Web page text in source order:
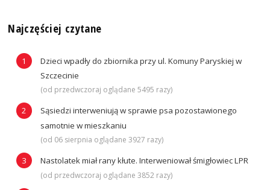
Najczęściej czytane
Dzieci wpadły do zbiornika przy ul. Komuny Paryskiej w
Szczecinie
(od przedwczoraj oglądane 5495 razy)
Sąsiedzi interweniują w sprawie psa pozostawionego
samotnie w mieszkaniu
(od 06 sierpnia oglądane 3927 razy)
Nastolatek miał rany kłute. Interweniował śmigłowiec LPR
(od przedwczoraj oglądane 3852 razy)